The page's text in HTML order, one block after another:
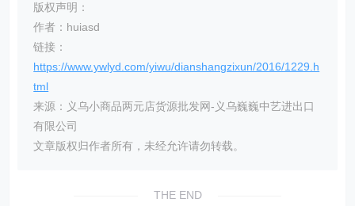
版权声明：
作者：huiasd
链接：
https://www.ywlyd.com/yiwu/dianshangzixun/2016/1229.h
tml
来源：义乌小商品两元店货源批发网-义乌巍巍中艺进出口
有限公司
文章版权归作者所有，未经允许请勿转载。
THE END